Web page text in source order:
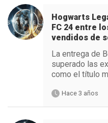
Hogwarts
FC 24 entre
vendidos de
La entrega de
superado las
como el título
Hace 3 años